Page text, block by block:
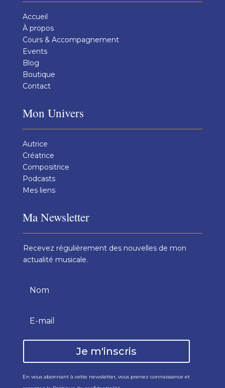
Accueil
À propos
Cours & Accompagnement
Events
Blog
Boutique
Contact
Mon Univers
Autrice
Créatrice
Compositrice
Podcasts
Mes liens
Ma Newsletter
Recevez régulièrement des nouvelles de mon
actualité musicale.
Je m'inscris
En vous abonnant à cette newsletter, vous prenez connaissance et